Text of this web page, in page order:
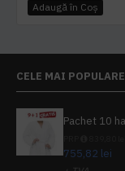
Adaugă în Coş
CELE MAI POPULARE
755,82 lei